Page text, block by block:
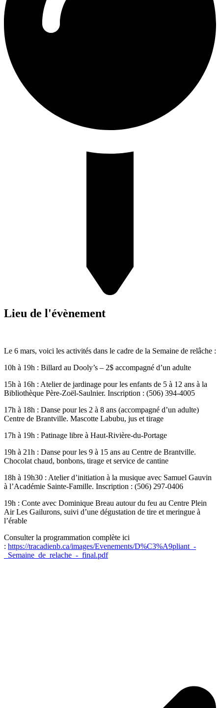
Lieu de l'évènement
Le 6 mars, voici les activités dans le cadre de la Semaine de relâche :
10h à 19h : Billard au Dooly’s – 2$ accompagné d’un adulte
15h à 16h : Atelier de jardinage pour les enfants de 5 à 12 ans à la
Bibliothèque Père-Zoël-Saulnier. Inscription : (506) 394-4005
17h à 18h : Danse pour les 2 à 8 ans (accompagné d’un adulte)
Centre de Brantville. Mascotte Labubu, jus et tirage
17h à 19h : Patinage libre à Haut-Rivière-du-Portage
19h à 21h : Danse pour les 9 à 15 ans au Centre de Brantville.
Chocolat chaud, bonbons, tirage et service de cantine
18h à 19h30 : Atelier d’initiation à la musique avec Samuel Gauvin
à l’Académie Sainte-Famille. Inscription : (506) 297-0406
19h : Conte avec Dominique Breau autour du feu au Centre Plein
Air Les Gailurons, suivi d’une dégustation de tire et meringue à
l’érable
Consulter la programmation complète ici
: https://tracadienb.ca/images/Evenements/D%C3%A9pliant_-
_Semaine_de_relache_-_final.pdf